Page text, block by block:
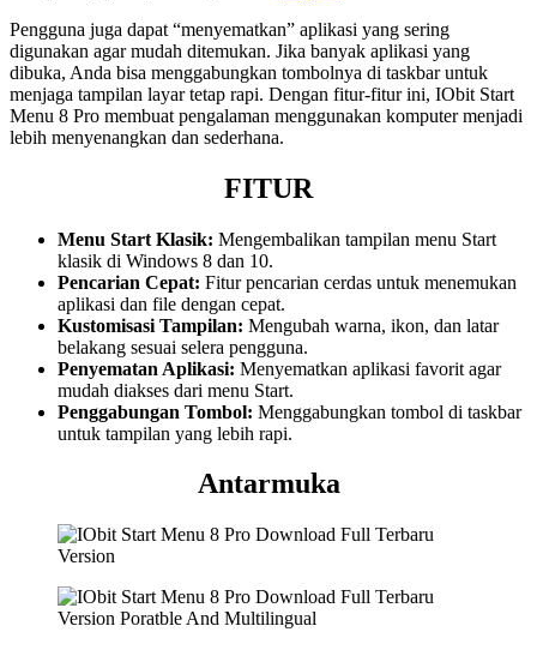
Pengguna juga dapat “menyematkan” aplikasi yang sering
digunakan agar mudah ditemukan. Jika banyak aplikasi yang
dibuka, Anda bisa menggabungkan tombolnya di taskbar untuk
menjaga tampilan layar tetap rapi. Dengan fitur-fitur ini, IObit Start
Menu 8 Pro membuat pengalaman menggunakan komputer menjadi
lebih menyenangkan dan sederhana.
FITUR
Menu Start Klasik: Mengembalikan tampilan menu Start
klasik di Windows 8 dan 10.
Pencarian Cepat: Fitur pencarian cerdas untuk menemukan
aplikasi dan file dengan cepat.
Kustomisasi Tampilan: Mengubah warna, ikon, dan latar
belakang sesuai selera pengguna.
Penyematan Aplikasi: Menyematkan aplikasi favorit agar
mudah diakses dari menu Start.
Penggabungan Tombol: Menggabungkan tombol di taskbar
untuk tampilan yang lebih rapi.
Antarmuka